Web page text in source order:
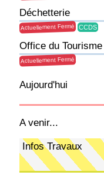
Déchetterie
Actuellement Fermé
Office du Tourisme
Actuellement Fermé
CCDS
Aujourd'hui
A venir...
Infos Travaux